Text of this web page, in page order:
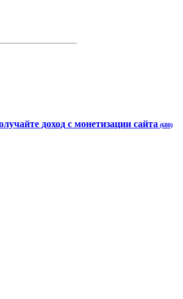
доход с монетизации сайта (680)